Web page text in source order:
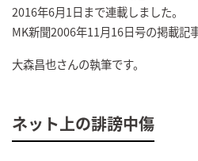
2016年6月1日まで連載しました。
MK新聞2006年11月16日号の掲載記事
大森昌也さんの執筆です。
ネット上の誹謗中傷